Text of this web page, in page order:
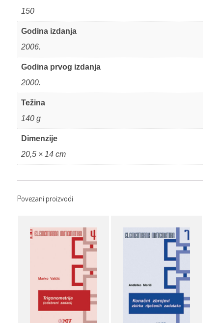
150
Godina izdanja
2006.
Godina prvog izdanja
2000.
Težina
140 g
Dimenzije
20,5 × 14 cm
Povezani proizvodi